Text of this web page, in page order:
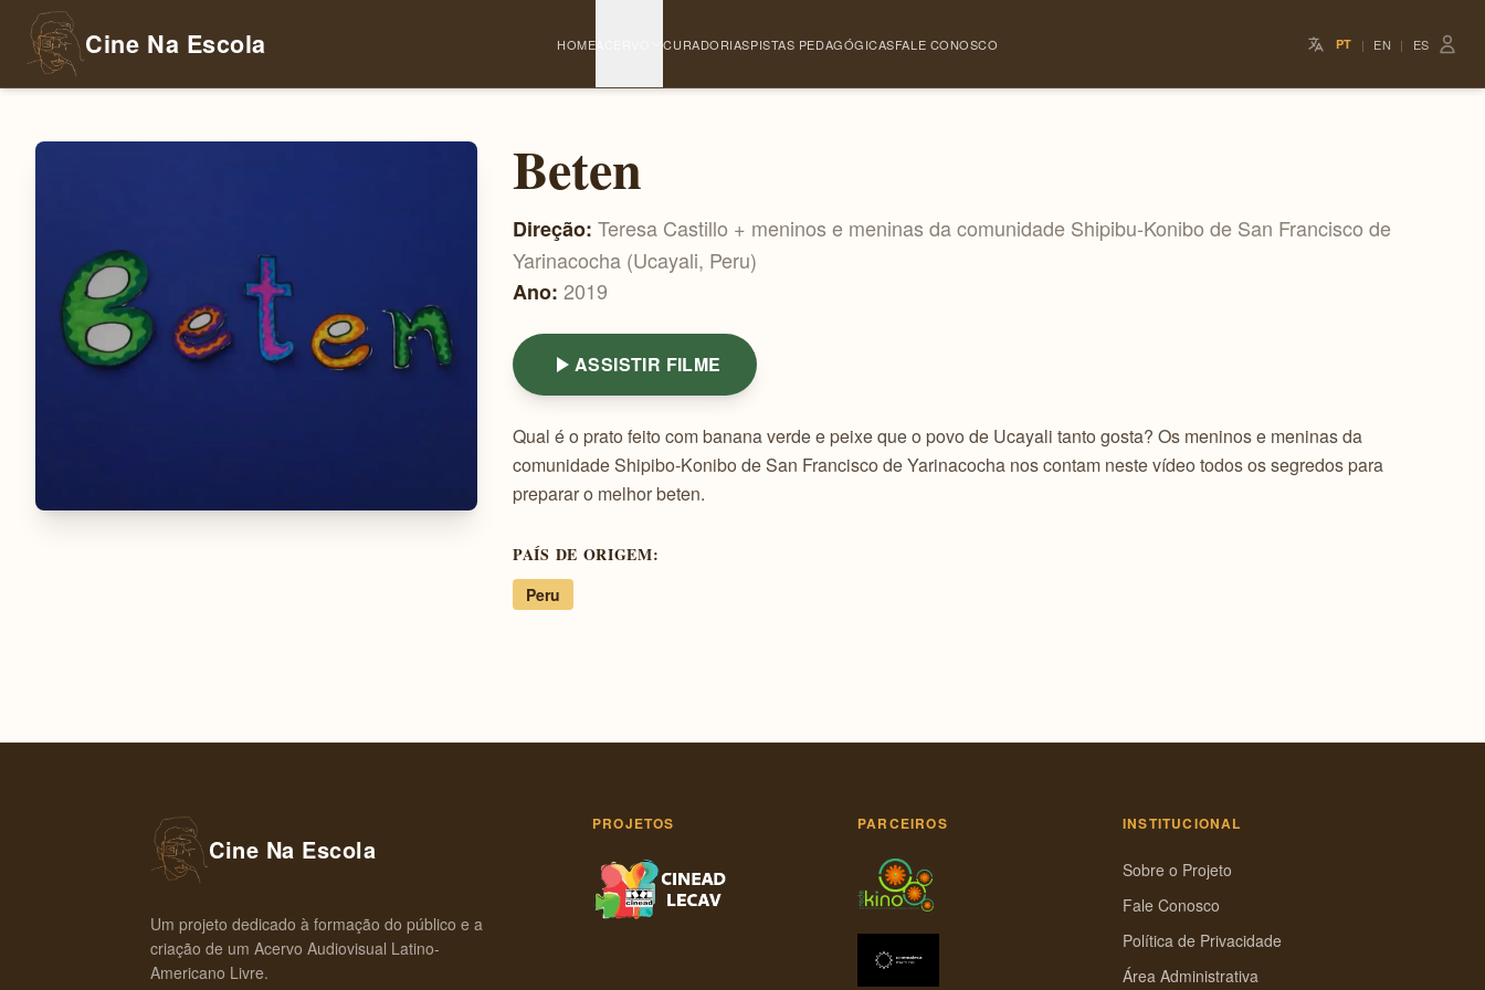
Cine Na Escola HOME CURADORIASPISTAS PEDAGÓGICASFALE CONOSCO PT | EN | ES
Beten
Direção: Teresa Castillo + meninos e meninas da comunidade Shipibu-Konibo de San Francisco de
Yarinacocha (Ucayali, Peru)
Ano: 2019
ASSISTIR FILME
Qual é o prato feito com banana verde e peixe que o povo de Ucayali tanto gosta? Os meninos e meninas da
comunidade Shipibo-Konibo de San Francisco de Yarinacocha nos contam neste vídeo todos os segredos para
preparar o melhor beten.
PAÍS DE ORIGEM:
Peru
Cine Na Escola
Um projeto dedicado à formação do público e a
criação de um Acervo Audiovisual Latino-
Americano Livre.
PROJETOS PARCEIROS INSTITUCIONAL
Sobre o Projeto
Fale Conosco
Política de Privacidade
Área Administrativa